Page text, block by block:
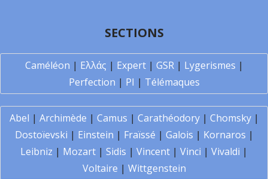
SECTIONS
Caméléon | Ελλάς | Expert| GSR| Lygerismes |
Perfection | PI | Télémaques
Abel | Archimède | Camus | Carathéodory| Chomsky|
Dostoïevski | Einstein | Fraïssé | Galois | Kornaros |
Leibniz | Mozart | Sidis | Vincent | Vinci | Vivaldi |
Voltaire | Wittgenstein